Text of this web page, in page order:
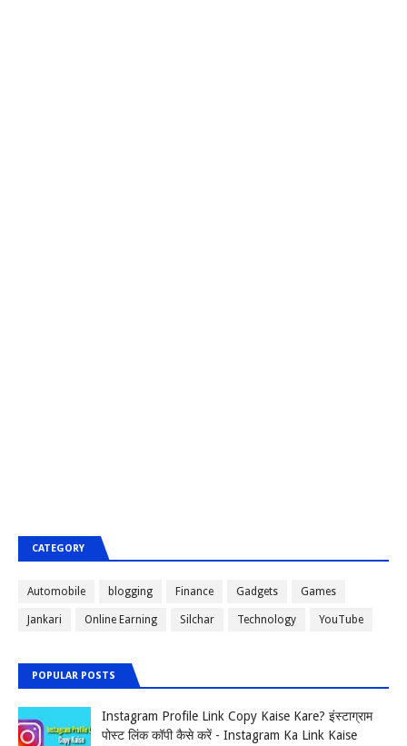
CATEGORY
Automobile blogging Finance Gadgets Games
Jankari Online Earning Silchar Technology YouTube
POPULAR POSTS
Instagram Profile Link Copy Kaise Kare? इंस्टाग्राम
पोस्ट लिंक कॉपी कैसे करें - Instagram Ka Link Kaise